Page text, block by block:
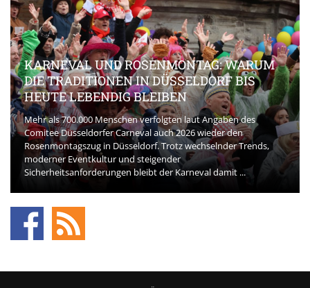
KARNEVAL UND ROSENMONTAG: WARUM
DIE TRADITIONEN IN DÜSSELDORF BIS
HEUTE LEBENDIG BLEIBEN
Mehr als 700.000 Menschen verfolgten laut Angaben des
Comitee Düsseldorfer Carneval auch 2026 wieder den
Rosenmontagszug in Düsseldorf. Trotz wechselnder Trends,
moderner Eventkultur und steigender
Sicherheitsanforderungen bleibt der Karneval damit ...